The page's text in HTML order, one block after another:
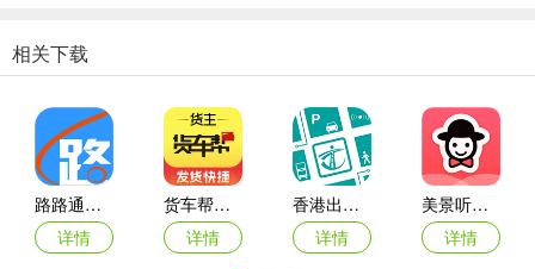
1、已更新至最新题库
相关下载
路路通时刻表ios版
详情
货车帮货主苹果版
详情
香港出行易ios版(HKeMobilit)
详情
美景听听ios版
详情